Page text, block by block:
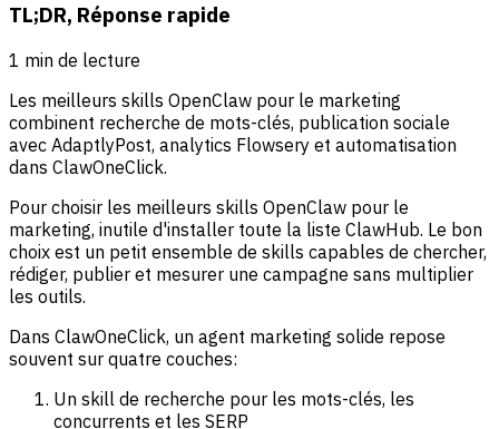
TL;DR, Réponse rapide
1 min de lecture
Les meilleurs skills OpenClaw pour le marketing
combinent recherche de mots-clés, publication sociale
avec AdaptlyPost, analytics Flowsery et automatisation
dans ClawOneClick.
Pour choisir les meilleurs skills OpenClaw pour le
marketing, inutile d'installer toute la liste ClawHub. Le bon
choix est un petit ensemble de skills capables de chercher,
rédiger, publier et mesurer une campagne sans multiplier
les outils.
Dans ClawOneClick, un agent marketing solide repose
souvent sur quatre couches:
Un skill de recherche pour les mots-clés, les
concurrents et les SERP